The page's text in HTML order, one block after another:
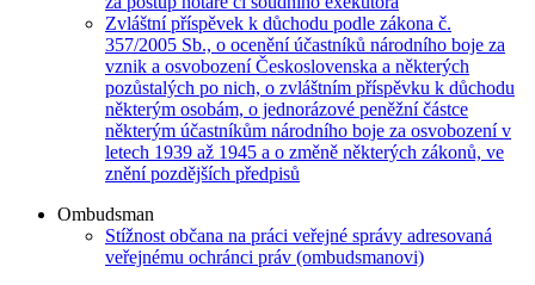
Zvláštní příspěvek k důchodu podle zákona č.
357/2005 Sb., o ocenění účastníků národního boje za
vznik a osvobození Československa a některých
pozůstalých po nich, o zvláštním příspěvku k důchodu
některým osobám, o jednorázové peněžní částce
některým účastníkům národního boje za osvobození v
letech 1939 až 1945 a o změně některých zákonů, ve
znění pozdějších předpisů
Ombudsman
Stížnost občana na práci veřejné správy adresovaná
veřejnému ochránci práv (ombudsmanovi)